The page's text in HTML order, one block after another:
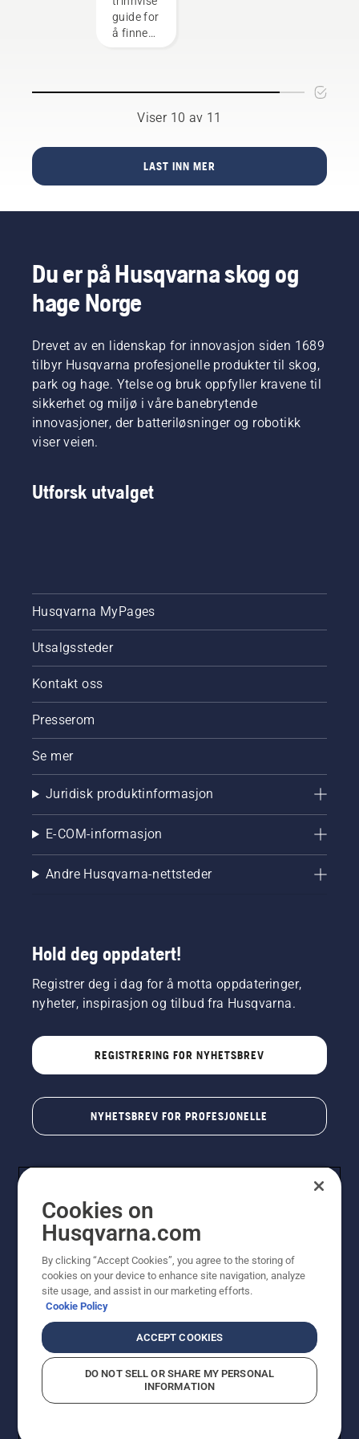
bevege
seg
friksjon.
Dette
videoen
hvordan
du
om
kjedesmurningen
på
motorsagen
fungerer
du
kjedebremsen
er koblet
noen få
fra
trestammen
viser at
smurningen
fungerer.
guide for
å finne
til
Husqvarna-
din.
de som
krevende
Viser 10 av 11
LAST INN MER
Du er på Husqvarna skog og
hage Norge
Drevet av en lidenskap for innovasjon siden 1689
tilbyr Husqvarna profesjonelle produkter til skog,
park og hage. Ytelse og bruk oppfyller kravene til
sikkerhet og miljø i våre banebrytende
innovasjoner, der batteriløsninger og robotikk
viser veien.
Utforsk utvalget
Husqvarna MyPages
Utsalgssteder
Kontakt oss
Presserom
Se mer
Juridisk produktinformasjon
E-COM-informasjon
Andre Husqvarna-nettsteder
Hold deg oppdatert!
Registrer deg i dag for å motta oppdateringer,
nyheter, inspirasjon og tilbud fra Husqvarna.
REGISTRERING FOR NYHETSBREV
NYHETSBREV FOR PROFESJONELLE
© Husqvarna AB (utgiver). Med enerett. Angitte priser
er veiledende priser. Alle oppgitte priser er veiledende
tilgjengelig for direkte kjøp.
Rapportering av mistanker om regelbruddÅpenhetsloven
Likestilling
Cookies on
Husqvarna.com
By clicking “Accept Cookies”, you agree to the storing of
cookies on your device to enhance site navigation, analyze
site usage, and assist in our marketing efforts.
Cookie Policy
ACCEPT COOKIES
DO NOT SELL OR SHARE MY PERSONAL
INFORMATION